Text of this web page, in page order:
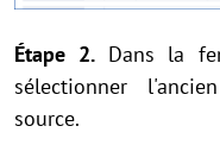
Étape 2. Dans la
sélectionner
source.